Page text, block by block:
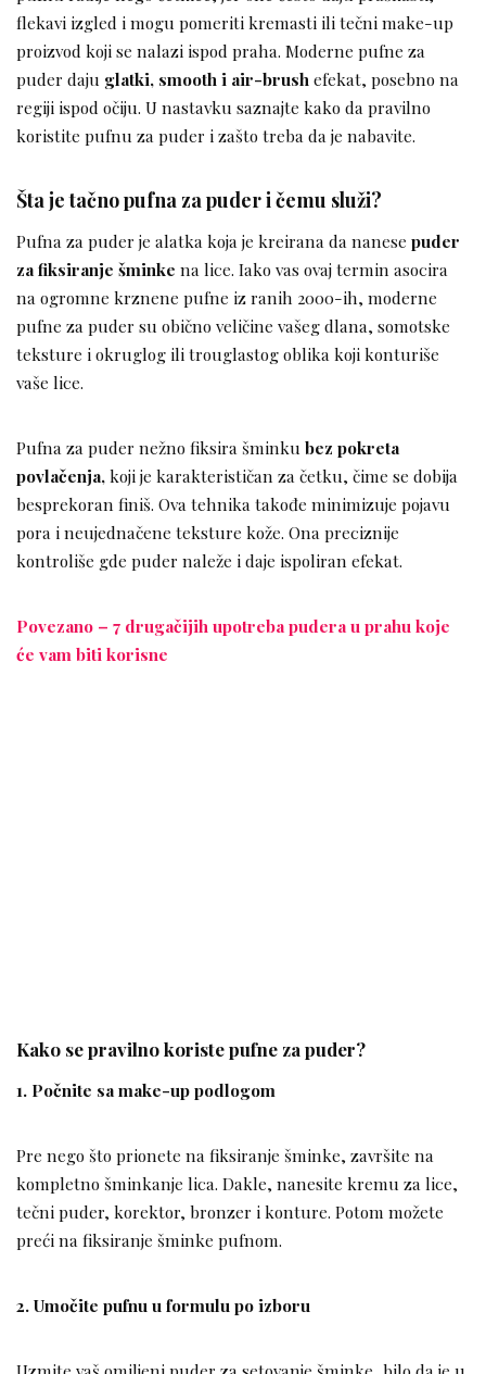
flekavi izgled i mogu pomeriti kremasti ili tečni make-up
proizvod koji se nalazi ispod praha. Moderne pufne za
puder daju glatki, smooth i air-brush efekat, posebno na
regiji ispod očiju. U nastavku saznajte kako da pravilno
koristite pufnu za puder i zašto treba da je nabavite.
Šta je tačno pufna za puder i čemu služi?
Pufna za puder je alatka koja je kreirana da nanese puder
za fiksiranje šminke na lice. Iako vas ovaj termin asocira
na ogromne krznene pufne iz ranih 2000-ih, moderne
pufne za puder su obično veličine vašeg dlana, somotske
teksture i okruglog ili trouglastog oblika koji konturiše
vaše lice.
Pufna za puder nežno fiksira šminku bez pokreta
povlačenja,koji je karakterističan za četku, čime se dobija
besprekoran finiš. Ova tehnika takođe minimizuje pojavu
pora i neujednačene teksture kože. Ona preciznije
kontroliše gde puder naleže i daje ispoliran efekat.
Povezano – 7 drugačijih upotreba pudera u prahu koje
će vam biti korisne
Kako se pravilno koriste pufne za puder?
1. Počnite sa make-up podlogom
Pre nego što prionete na fiksiranje šminke, završite na
kompletno šminkanje lica. Dakle, nanesite kremu za lice,
tečni puder, korektor, bronzer i konture. Potom možete
preći na fiksiranje šminke pufnom.
2. Umočite pufnu u formulu po izboru